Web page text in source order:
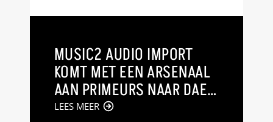
MUSIC2 AUDIO IMPORT
KOMT MET EEN ARSENAAL
AAN PRIMEURS NAAR DAE
2025
LEES MEER